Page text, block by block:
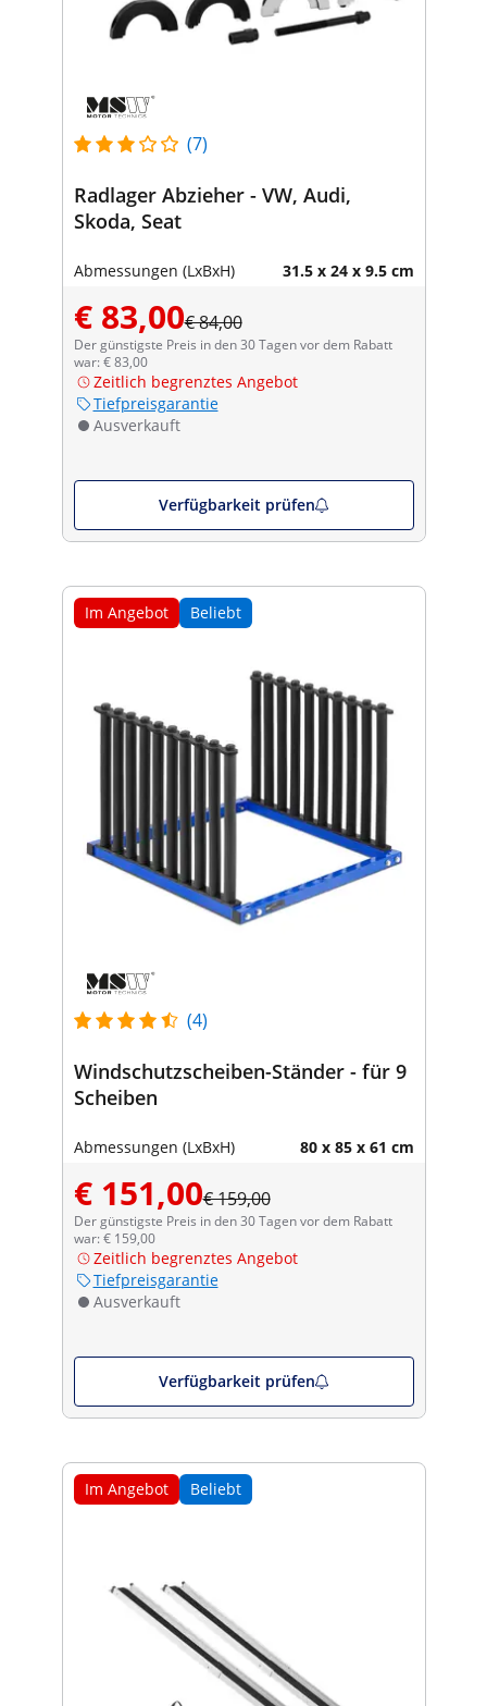
(7)
Radlager Abzieher - VW, Audi,
Skoda, Seat
Abmessungen (LxBxH) 31.5 x 24 x 9.5 cm
€ 83,00€ 84,00
Der günstigste Preis in den 30 Tagen vor dem Rabatt
war: € 83,00
Zeitlich begrenztes Angebot
Tiefpreisgarantie
Ausverkauft
Verfügbarkeit prüfen
Im Angebot Beliebt
(4)
Windschutzscheiben-Ständer - für 9
Scheiben
Abmessungen (LxBxH) 80 x 85 x 61 cm
€ 151,00€ 159,00
Der günstigste Preis in den 30 Tagen vor dem Rabatt
war: € 159,00
Zeitlich begrenztes Angebot
Tiefpreisgarantie
Ausverkauft
Verfügbarkeit prüfen
Im Angebot Beliebt